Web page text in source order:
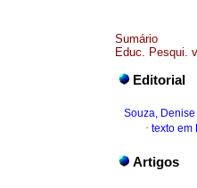
Sumário
Educ. Pesqui.
Editorial
Souza,
· texto em
Artigos